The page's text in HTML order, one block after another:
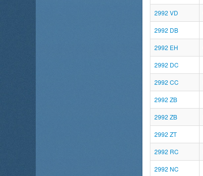
2992 VD
2992 DB
2992 EH
2992 DC
2992 CC
2992 ZB
2992 ZB
2992 ZT
2992 RC
2992 NC